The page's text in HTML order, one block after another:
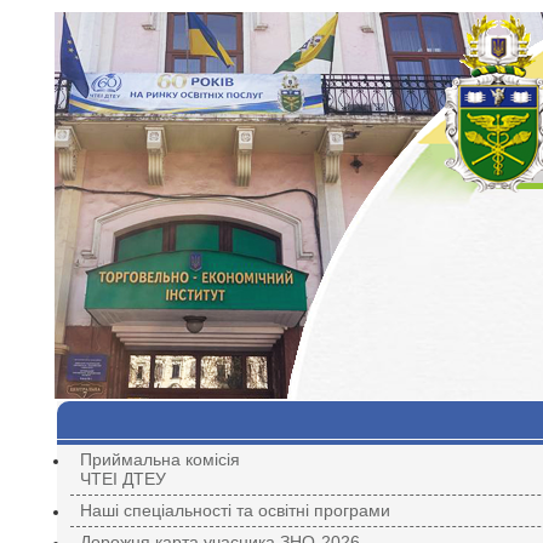
Приймальна комісія
ЧТЕІ ДТЕУ
Наші спеціальності та освітні програми